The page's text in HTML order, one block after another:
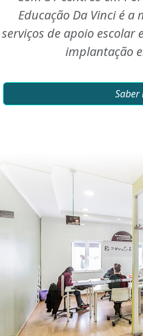
Educação Da Vinci é
serviços de apoio escolar
implantação
Saber